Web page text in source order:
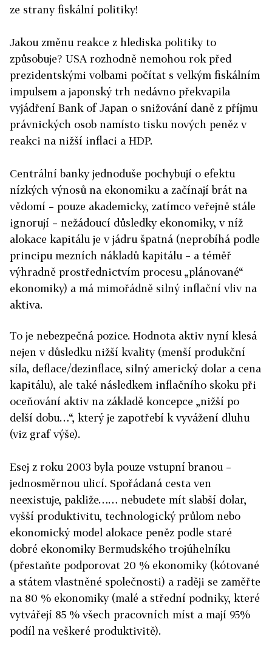
ze strany fiskální politiky!
Jakou změnu reakce z hlediska politiky to
způsobuje? USA rozhodně nemohou rok před
prezidentskými volbami počítat s velkým fiskálním
impulsem a japonský trh nedávno překvapila
vyjádření Bank of Japan o snižování daně z příjmu
právnických osob namísto tisku nových peněz v
reakci na nižší inflaci a HDP.
Centrální banky jednoduše pochybují o efektu
nízkých výnosů na ekonomiku a začínají brát na
vědomí – pouze akademicky, zatímco veřejně stále
ignorují – nežádoucí důsledky ekonomiky, v níž
alokace kapitálu je v jádru špatná (neprobíhá podle
principu mezních nákladů kapitálu – a téměř
výhradně prostřednictvím procesu „plánované“
ekonomiky) a má mimořádně silný inflační vliv na
aktiva.
To je nebezpečná pozice. Hodnota aktiv nyní klesá
nejen v důsledku nižší kvality (menší produkční
síla, deflace/dezinflace, silný americký dolar a cena
kapitálu), ale také následkem inflačního skoku při
oceňování aktiv na základě koncepce „nižší po
delší dobu…“, který je zapotřebí k vyvážení dluhu
(viz graf výše).
Esej z roku 2003 byla pouze vstupní branou –
jednosměrnou ulicí. Spořádaná cesta ven
neexistuje, pakliže…… nebudete mít slabší dolar,
vyšší produktivitu, technologický průlom nebo
ekonomický model alokace peněz podle staré
dobré ekonomiky Bermudského trojúhelníku
(přestaňte podporovat 20 % ekonomiky (kótované
a státem vlastněné společnosti) a raději se zaměřte
na 80 % ekonomiky (malé a střední podniky, které
vytvářejí 85 % všech pracovních míst a mají 95%
podíl na veškeré produktivitě).